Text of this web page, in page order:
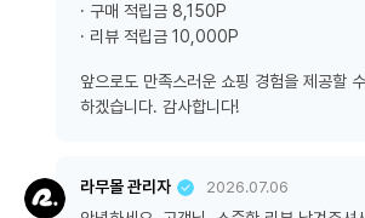
· 구매 적립금 8,150P
· 리뷰 적립금 10,000P
앞으로도 만족스러운 쇼핑 경험을 제공할
하겠습니다. 감사합니다!
라무몰 관리자 2026.07.06